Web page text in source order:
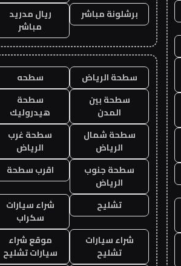
برشلونة مباشر
ريال مدريد
مباشر
سطحة الرياض
سطحه
سطحة بين
المدن
سطحة
هيدروليك
سطحة شمال
الرياض
سطحة غرب
الرياض
سطحة جنوب
الرياض
اقرب سطحة
تشليح
شراء سيارات
سكراب
شراء سيارات
تشليح
موقع شراء
سيارات تشليح